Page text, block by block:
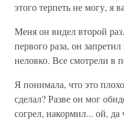
этого терпеть не могу, я
Меня он видел второй
первого раза, он
неловко. Все смотрели в
Я понимала, что это
сделал? Разве он мог
согрел, накормил... ой, да